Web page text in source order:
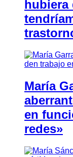
hubiera
María
en
redes»